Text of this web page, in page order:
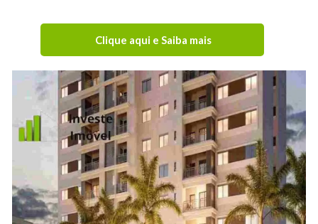
Clique aqui e Saiba mais